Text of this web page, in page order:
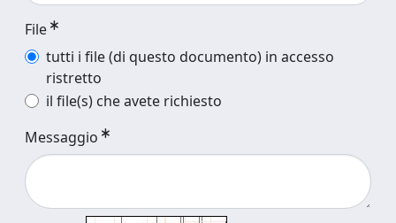
File
tutti i file (di questo documento) in accesso
ristretto
il file(s) che avete richiesto
Messaggio